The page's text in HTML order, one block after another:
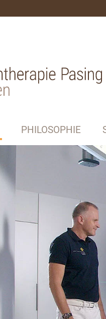
PHILOSOPHIE